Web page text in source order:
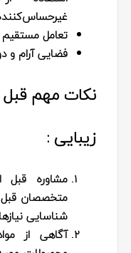
تعامل مستقیم
فضایی آرام و
نکات مهم قبل
زیبایی :
مشاوره
متخصصان قبل
شناسایی
آگاهی از